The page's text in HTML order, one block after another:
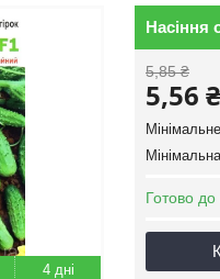
4 дні
Насіння
5,85 ₴
5,56 ₴
Готово до